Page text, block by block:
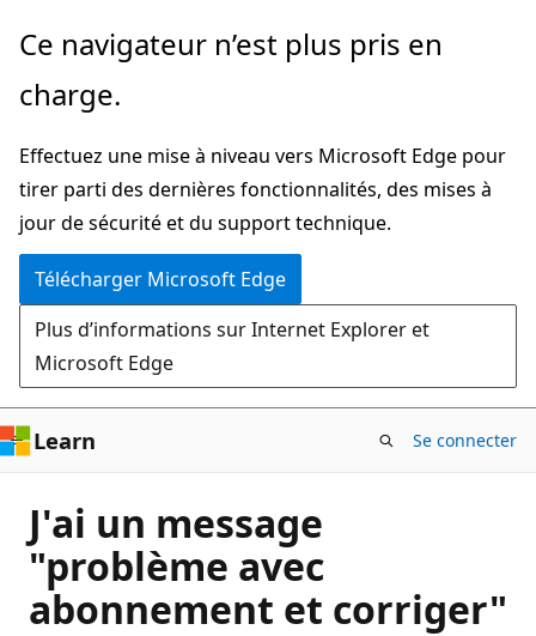
Passer
directement
au
principal
Ce navigateur n’est plus pris en
charge.
Effectuez une mise à niveau vers Microsoft Edge pour
tirer parti des dernières fonctionnalités, des mises à
jour de sécurité et du support technique.
Télécharger Microsoft Edge
Plus d’informations sur Internet Explorer et
Microsoft Edge
Learn Se connecter
J'ai un message
"problème avec
abonnement et corriger"